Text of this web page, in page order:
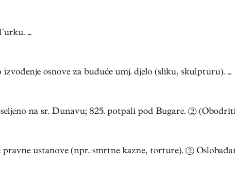
...
osnove za buduće umj. djelo (sliku, skulpturu). ...
na sr. Dunavu; 825. potpali pod Bugare. ②
ustanove (npr. smrtne kazne, torture). ②